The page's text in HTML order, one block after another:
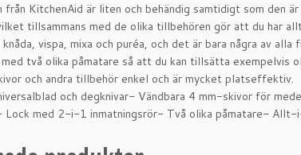
från KitchenAid är liten och behändig samtidigt som den
tillsammans med de olika tillbehören gör att du har
vispa, mixa och puréa, och det är bara några av
med två olika påmatare så att du kan tillsätta exempelvis
och andra tillbehör enkel och är mycket platseffektiv.
och degknivar- Vändbara 4 mm-skivor för
med 2-i-1 inmatningsrör- Två olika påmatare-